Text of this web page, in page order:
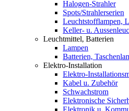
Halogen-Strahler
Spots/Strahlerserien
Leuchtstofflampen,
Keller- u.
Leuchtmittel, Batterien
Lampen
Batterien,
Elektro-Installation
Elektro-
Kabel u. Zubehör
Schwachstrom
Elektronische
Elektronik u.